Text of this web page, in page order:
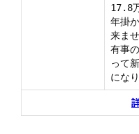
17.8
年掛
来ま
有事
って
にな